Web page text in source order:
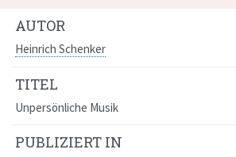
AUTOR
Heinrich Schenker
TITEL
Unpersönliche Musik
PUBLIZIERT IN